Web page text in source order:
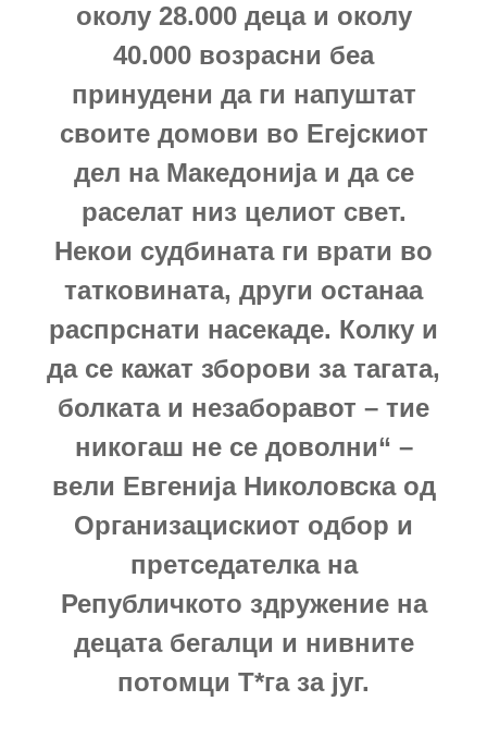
околу 28.000 деца и околу
40.000 возрасни беа
принудени да ги напуштат
своите домови во Егејскиот
дел на Македонија и да се
раселат низ целиот свет.
Некои судбината ги врати во
татковината, други останаа
распрснати насекаде. Колку и
да се кажат зборови за тагата,
болката и незаборавот – тие
никогаш не се доволни“ –
вели Евгенија Николовска од
Организацискиот одбор и
претседателка на
Републичкото здружение на
децата бегалци и нивните
потомци Т*га за југ.